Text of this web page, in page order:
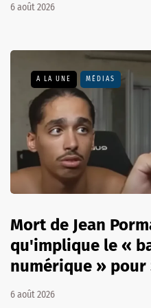
6 août 2026
A LA UNE MÉDIAS
Mort de Jean
qu'implique le «
numérique » pour
6 août 2026